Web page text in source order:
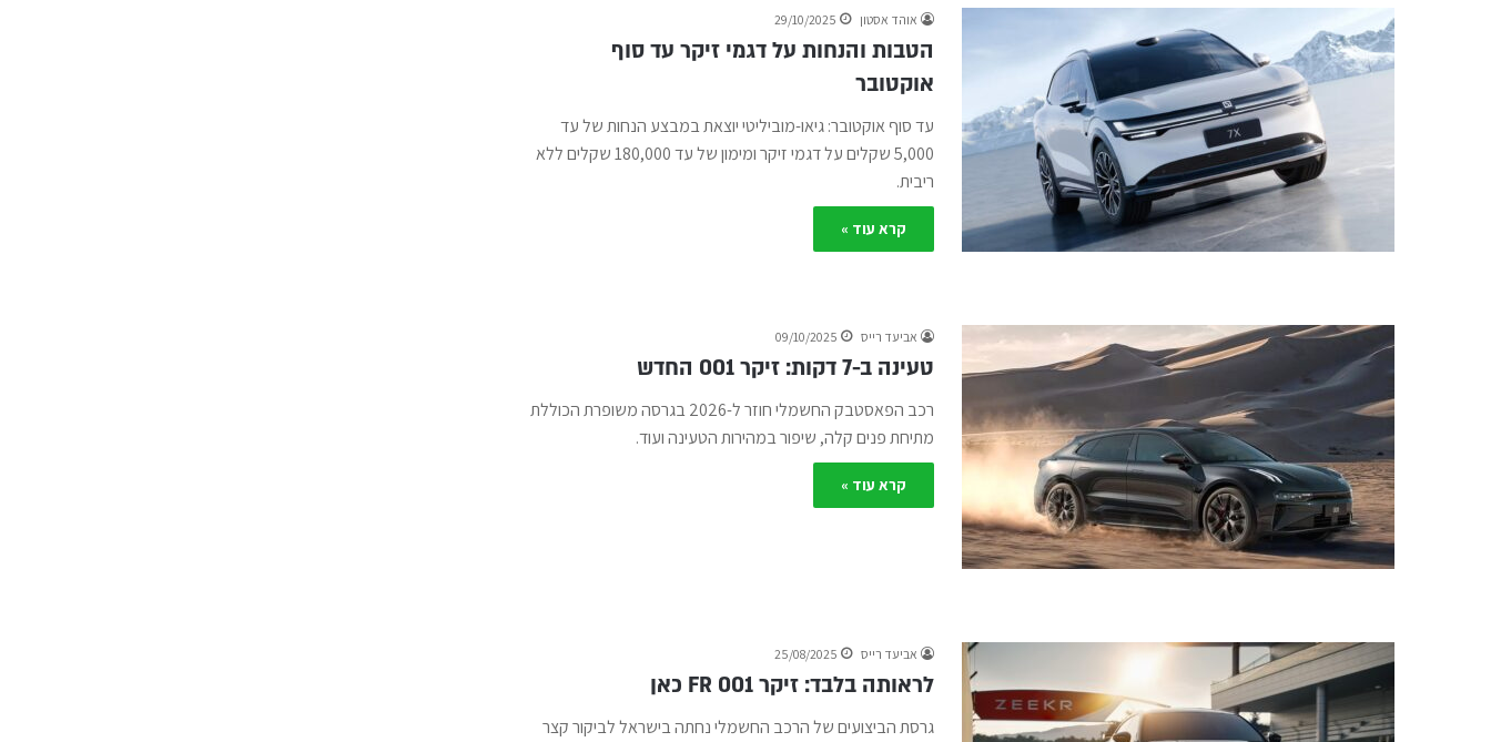
אוהד אסטון 29/10/2025
הטבות והנחות על דגמי זיקר עד סוף
אוקטובר
עד סוף אוקטובר: גיאו-מוביליטי יוצאת במבצע הנחות של עד
5,000 שקלים על דגמי זיקר ומימון של עד 180,000 שקלים ללא
ריבית.
קרא עוד »
אביעד רייס 09/10/2025
טעינה ב-7 דקות: זיקר 001 החדש
רכב הפאסטבק החשמלי חוזר ל-2026 בגרסה משופרת הכוללת
מתיחת פנים קלה, שיפור במהירות הטעינה ועוד.
קרא עוד »
אביעד רייס 25/08/2025
לראותה בלבד: זיקר 001 FR כאן
גרסת הביצועים של הרכב החשמלי נחתה בישראל לביקור קצר